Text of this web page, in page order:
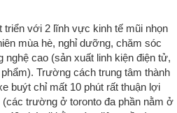
triển với 2 lĩnh vực kinh tế mũi nhọn
mùa hè, nghỉ dưỡng, chăm sóc
cao (sản xuất linh kiện điện tử,
Trường cách trung tâm thành
buýt chỉ mất 10 phút rất thuận lợi
trường ở toronto đa phần nằm ở